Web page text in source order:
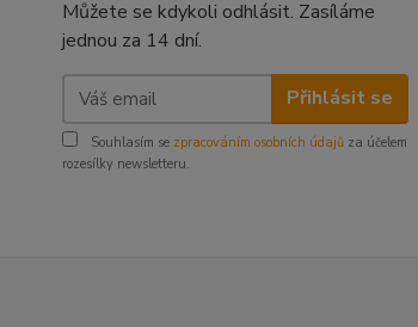
Můžete se kdykoli odhlásit. Zasíláme
jednou za 14 dní.
Přihlásit se
Souhlasím se zpracováním osobních údajů za účelem
rozesílky newsletteru.